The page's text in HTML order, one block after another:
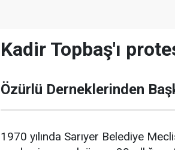
Kadir Topbaş'ı
Özürlü Derneklerinden
1970 yılında Sarıyer Belediye